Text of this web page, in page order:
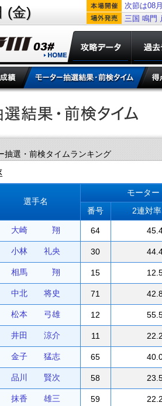
(金)
次節は08
三国 鳴門
抽選・前検タイムランキング
選手名
モーター
番号
2連対
大崎 翔 64
小林 礼央 30
相馬 翔 15
中北 将史 71
松本 弓雄 12
井田 涼介 11
金子 猛志 65
品川 賢次 58
抹香 雄三 59